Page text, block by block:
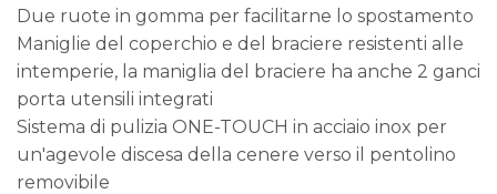
Due ruote in gomma per facilitarne lo spostamento
Maniglie del coperchio e del braciere resistenti alle
intemperie, la maniglia del braciere ha anche 2 ganci
porta utensili integrati
Sistema di pulizia ONE-TOUCH in acciaio inox per
un'agevole discesa della cenere verso il pentolino
removibile